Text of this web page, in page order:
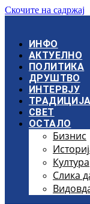
Скочите на садржај
ИНФО
АКТУЕЛНО
ПОЛИТИКА
ДРУШТВО
ИНТЕРВЈУ
ТРАДИЦИЈА
СВЕТ
ОСТАЛО
Бизнис
Култура
Слика